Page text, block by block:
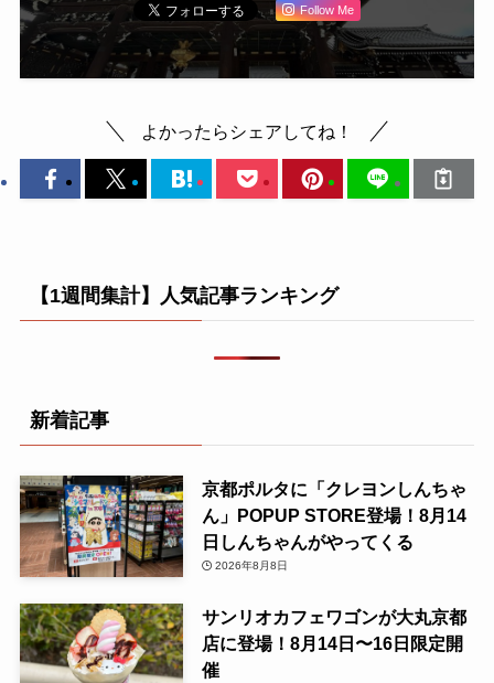
Follow Me
よかったらシェアしてね！
【1週間集計】人気記事ランキング
新着記事
京都ポルタに「クレヨンしんちゃ
ん」POPUP STORE登場！8月14
日しんちゃんがやってくる
2026年8月8日
サンリオカフェワゴンが大丸京都
店に登場！8月14日〜16日限定開
催